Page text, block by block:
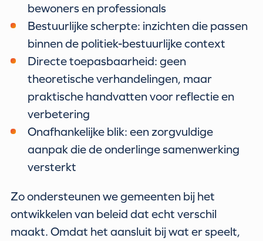
bewoners en professionals
Bestuurlijke scherpte: inzichten die passen
binnen de politiek-bestuurlijke context
Directe toepasbaarheid: geen
theoretische verhandelingen, maar
praktische handvatten voor reflectie en
verbetering
Onafhankelijke blik: een zorgvuldige
aanpak die de onderlinge samenwerking
versterkt
Zo ondersteunen we gemeenten bij het
ontwikkelen van beleid dat echt verschil
maakt. Omdat het aansluit bij wat er speelt,